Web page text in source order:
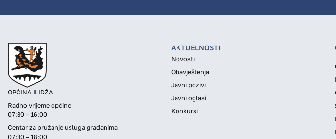
OPĆINA ILIDŽA
Radno vrijeme općine
07:30 – 16:00
Centar za pružanje usluga građanima
07:30 – 18:00
AKTUELNOSTI
Novosti
Obavještenja
Javni pozivi
Javni oglasi
Konkursi